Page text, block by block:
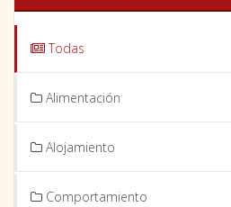
Todas
Alimentación
Alojamiento
Comportamiento